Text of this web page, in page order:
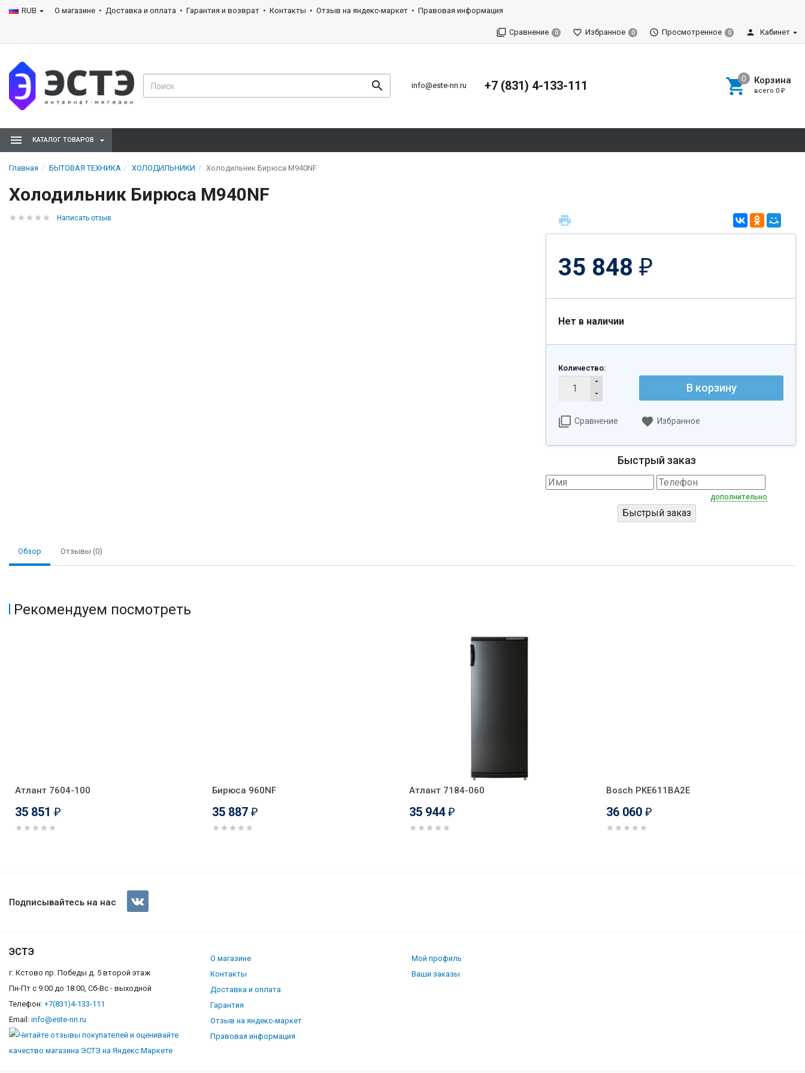
RUB О магазине Доставка и оплата Гарантия и возврат Контакты Отзыв на яндекс-маркет Правовая информация
Сравнение 0 Избранное 0 Просмотренное 0 Кабинет
info@este-nn.ru +7 (831) 4-133-111 Корзина
всего 0 ₽
КАТАЛОГ ТОВАРОВ
Главная БЫТОВАЯ ТЕХНИКА ХОЛОДИЛЬНИКИ Холодильник Бирюса M940NF
Холодильник Бирюса M940NF
Написать отзыв
35 848 ₽
Нет в наличии
Количество:
В корзину
Сравнение Избранное
Быстрый заказ
дополнительно
Обзор Отзывы (0)
Рекомендуем посмотреть
Атлант 7604-100
35 851 ₽
Бирюса 960NF
35 887 ₽
Атлант 7184-060
35 944 ₽
Bosch PKE611BA2E
36 060 ₽
Холодильник Бирюса M940NF
Подписывайтесь на нас
ЭСТЭ
г. Кстово пр. Победы д. 5 второй этаж
Пн-Пт с 9:00 до 18:00, Сб-Вс - выходной
Телефон: +7(831)4-133-111
Email: info@este-nn.ru
О магазине
Контакты
Доставка и оплата
Гарантия
Отзыв на яндекс-маркет
Правовая информация
Мой профиль
Ваши заказы